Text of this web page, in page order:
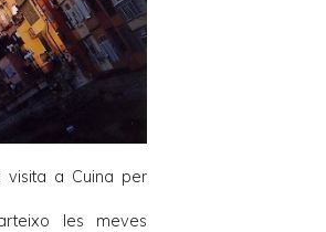
visita a Cuina per
les meves